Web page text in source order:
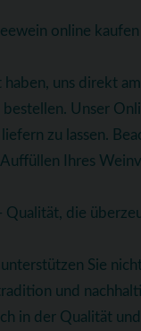
online kaufen
uns direkt
Unser
zu lassen.
Ihres
Qualität, die
Sie
und
in der Qualität